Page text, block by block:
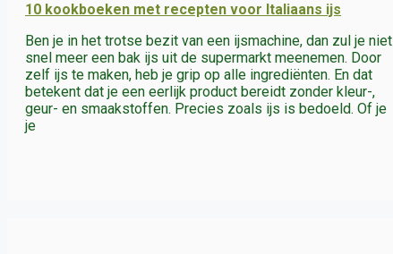
10 kookboeken met recepten voor Italiaans ijs
Ben je in het trotse bezit van een ijsmachine, dan zul je niet
snel meer een bak ijs uit de supermarkt meenemen. Door
zelf ijs te maken, heb je grip op alle ingrediënten. En dat
betekent dat je een eerlijk product bereidt zonder kleur-,
geur- en smaakstoffen. Precies zoals ijs is bedoeld. Of je
je